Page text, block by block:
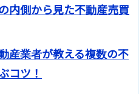
内側から見た不動産売買
産業者が教える複数の不
コツ！